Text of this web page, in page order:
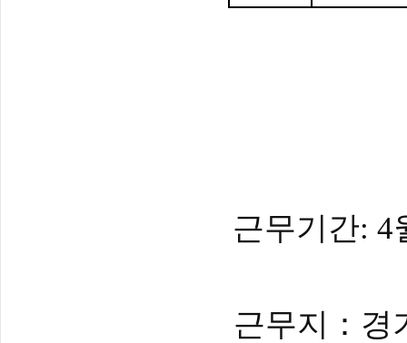
근무기간: 4
근무지 ： 경